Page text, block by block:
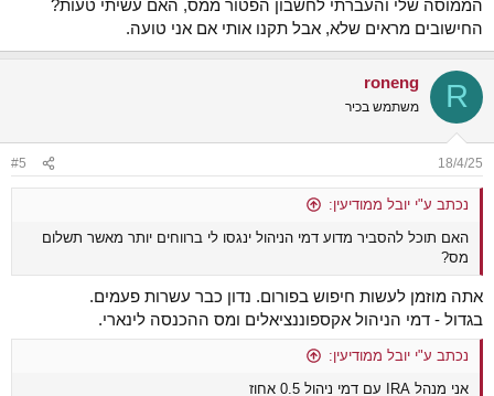
הממוסה שלי והעברתי לחשבון הפטור ממס, האם עשיתי טעות?
החישובים מראים שלא, אבל תקנו אותי אם אני טועה.
R
roneng
משתמש בכיר
18/4/25
#5
נכתב ע"י יובל ממודיעין:
האם תוכל להסביר מדוע דמי הניהול ינגסו לי ברווחים יותר מאשר תשלום
מס?
אתה מוזמן לעשות חיפוש בפורום. נדון כבר עשרות פעמים.
בגדול - דמי הניהול אקספוננציאלים ומס ההכנסה לינארי.
נכתב ע"י יובל ממודיעין:
אני מנהל IRA עם דמי ניהול 0.5 אחוז